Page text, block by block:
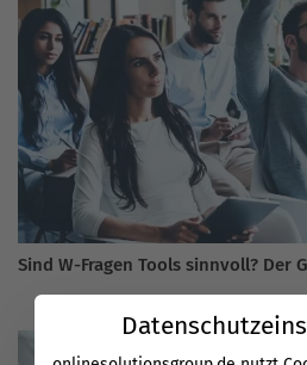
Sind W-Fragen Tools sinnvoll? Der